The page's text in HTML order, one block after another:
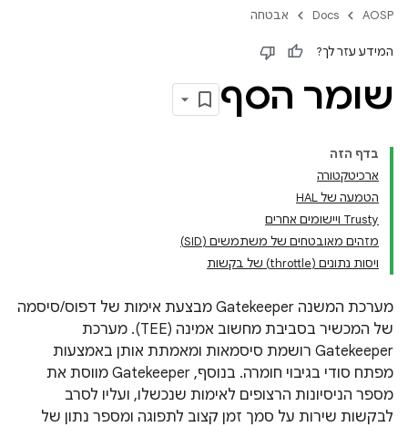
AOSP
Docs אבטחה
המידע עזר לך?
שומר הסף
בדף הזה
ארכיטקטורה
הטמעה של HAL
Trusty ויישומים אחרים
מזהים מאובטחים של משתמשים (SID)
ויסות נתונים (throttle) של בקשות
מערכת המשנה Gatekeeper מבצעת אימות של דפוס/סיסמה
של המכשיר בסביבת מחשוב אמינה (TEE). מערכת
Gatekeeper רושמת סיסמאות ומאמתת אותן באמצעות
מפתח סודי בגיבוי חומרה. בנוסף, Gatekeeper מווסת את
מספר הניסיונות הרצופים לאימות שנכשלו, ועליו לסרב
לבקשות שירות על סמך זמן קצוב לתפוגה ומספר נתון של